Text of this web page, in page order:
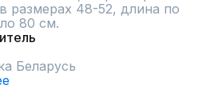
размерах 48-52, длина по
80 см.
Беларусь